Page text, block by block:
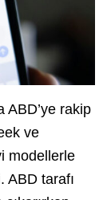
ABD’ye rakip
ve
modellerle
ABD tarafı